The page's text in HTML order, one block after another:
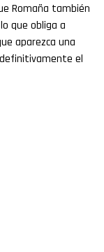
Romaña también
que obliga a
aparezca una
el